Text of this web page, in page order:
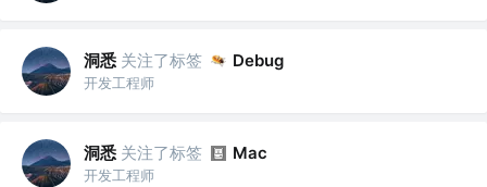
洞悉 关注了标签 Debug
开发工程师
洞悉 关注了标签 Mac
开发工程师